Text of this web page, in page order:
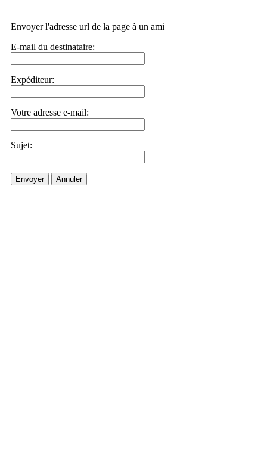
Envoyer l'adresse url de la page à un ami
E-mail du destinataire:
Expéditeur:
Votre adresse e-mail:
Sujet:
Envoyer Annuler